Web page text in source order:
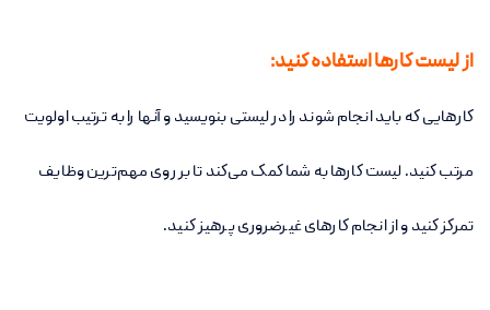
از لیست کارها استفاده کنید:
کارهایی که باید انجام شوند را در لیستی بنویسید و آنها را به ترتیب اولویت
مرتب کنید. لیست کارها به شما کمک می‌کند تا بر روی مهم‌ترین وظایف
تمرکز کنید و از انجام کارهای غیرضروری پرهیز کنید.